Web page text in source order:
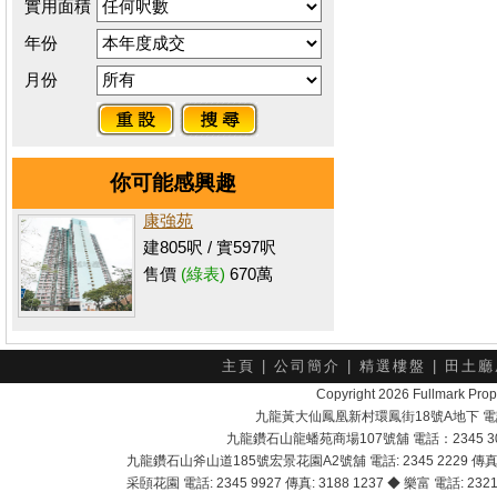
實用面積
年份
月份
你可能感興趣
康強苑
建805呎 / 實597呎
售價 (綠表) 670萬
主頁 公司簡介 精選樓盤 田土
Copyright 2026 Fullmark
九龍黃大仙鳳凰新村環鳳街18號A地下
九龍鑽石山龍蟠苑商場107號舖 電話：2345
九龍鑽石山斧山道185號宏景花園A2號舖 電話: 2345 2229
采頣花園 電話: 2345 9927 傳真: 3188 1237 ◆ 樂富 電話: